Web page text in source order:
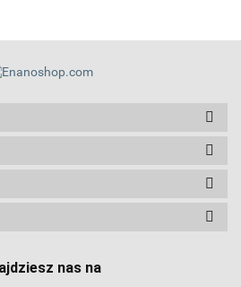
nas na